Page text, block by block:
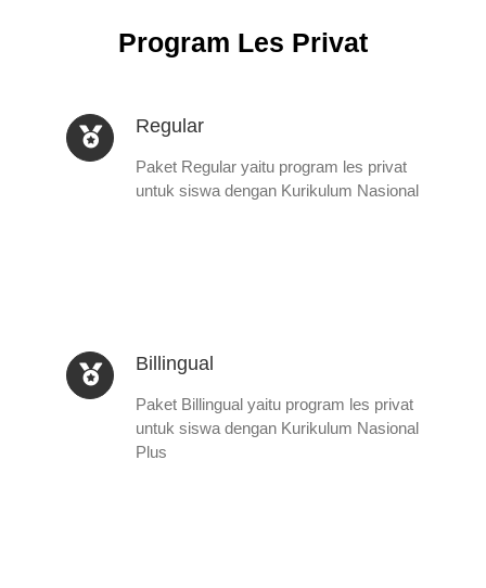
Program Les Privat
Regular
Paket Regular yaitu program les privat
untuk siswa dengan Kurikulum Nasional
Billingual
Paket Billingual yaitu program les privat
untuk siswa dengan Kurikulum Nasional
Plus